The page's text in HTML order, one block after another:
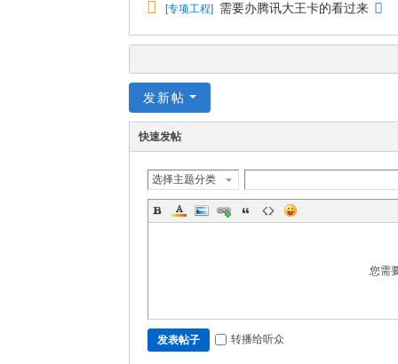
[专项工程] 需要办腾讯大王卡的看过来
发新帖
快速发帖
选择主题分类
您需
发表帖子 转播给听众